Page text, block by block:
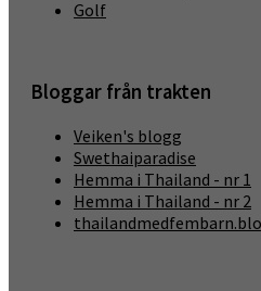
Golf
Bloggar från trakten
Veiken's blogg
Swethaiparadise
Hemma i Thailand - nr 1
Hemma i Thailand - nr 2